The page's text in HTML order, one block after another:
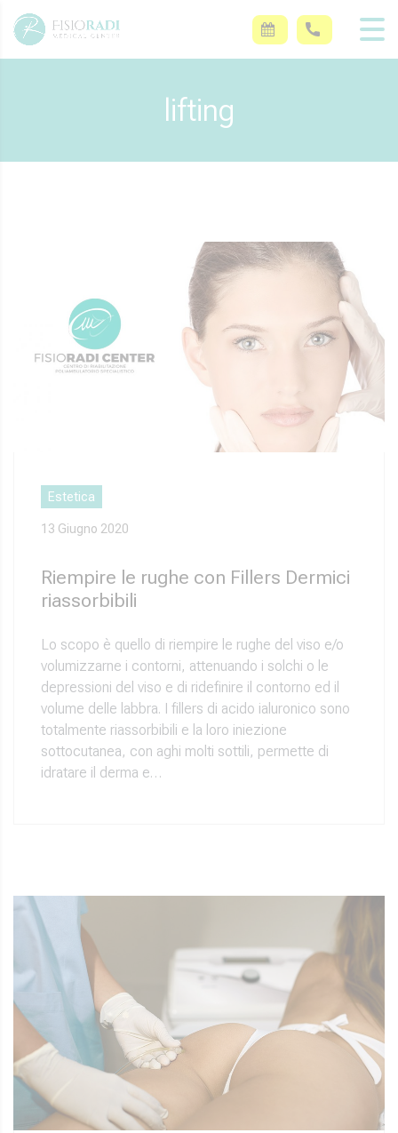
lifting
Estetica
13 Giugno 2020
Riempire le rughe con Fillers Dermici
riassorbibili
Lo scopo è quello di riempire le rughe del viso e/o
volumizzarne i contorni, attenuando i solchi o le
depressioni del viso e di ridefinire il contorno ed il
volume delle labbra. I fillers di acido ialuronico sono
totalmente riassorbibili e la loro iniezione
sottocutanea, con aghi molti sottili, permette di
idratare il derma e…